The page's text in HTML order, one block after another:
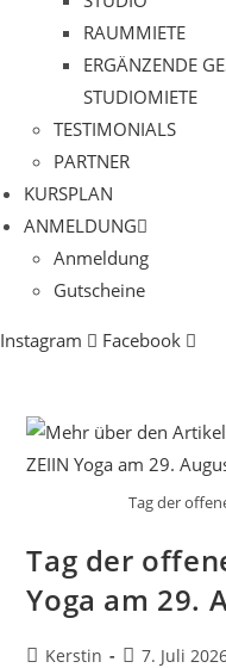
RAUMMIETE
ERGÄNZENDE
STUDIOMIETE
TESTIMONIALS
PARTNER
KURSPLAN​
ANMELDUNG
Anmeldung
Gutscheine
Instagram Facebook
Tag der
Tag der
Yoga am 29.
Beitrags-
Kerstin
Beitrag
7. Juli